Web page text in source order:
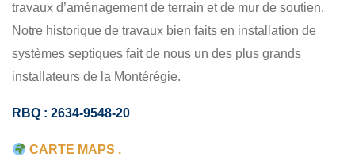
travaux d’aménagement de terrain et de mur de soutien.
Notre historique de travaux bien faits en installation de
systèmes septiques fait de nous un des plus grands
installateurs de la Montérégie.
RBQ : 2634-9548-20
CARTE MAPS .